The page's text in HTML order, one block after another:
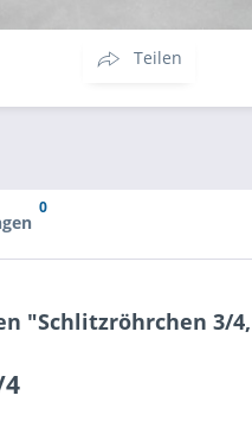
Teilen
0
"Schlitzröhrchen 3/